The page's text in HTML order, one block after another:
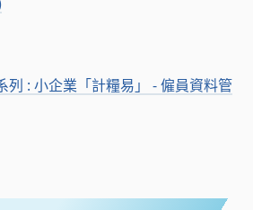
列 : 小企業「計糧易」 - 僱員資料管